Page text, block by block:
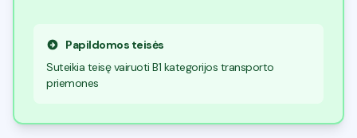
Papildomos teisės
Suteikia teisę vairuoti B1 kategorijos transporto
priemones